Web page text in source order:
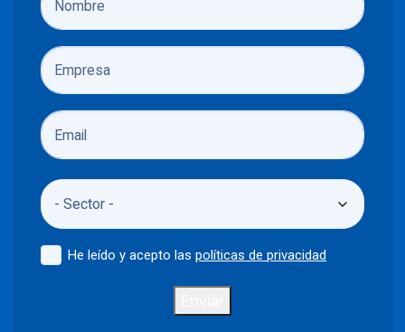
He leído y acepto laspolíticas de privacidad